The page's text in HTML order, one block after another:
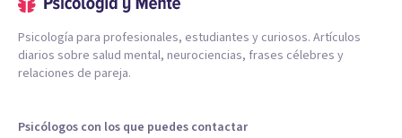
Psicología para profesionales, estudiantes y curiosos. Artículos
diarios sobre salud mental, neurociencias, frases célebres y
relaciones de pareja.
Psicólogos con los que puedes contactar